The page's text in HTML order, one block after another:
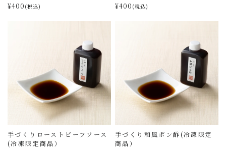
¥400 (税込)
¥400 (税込)
手づくりローストビーフソース
(冷凍限定商品）
手づくり和風ポン酢(冷凍限定
商品）